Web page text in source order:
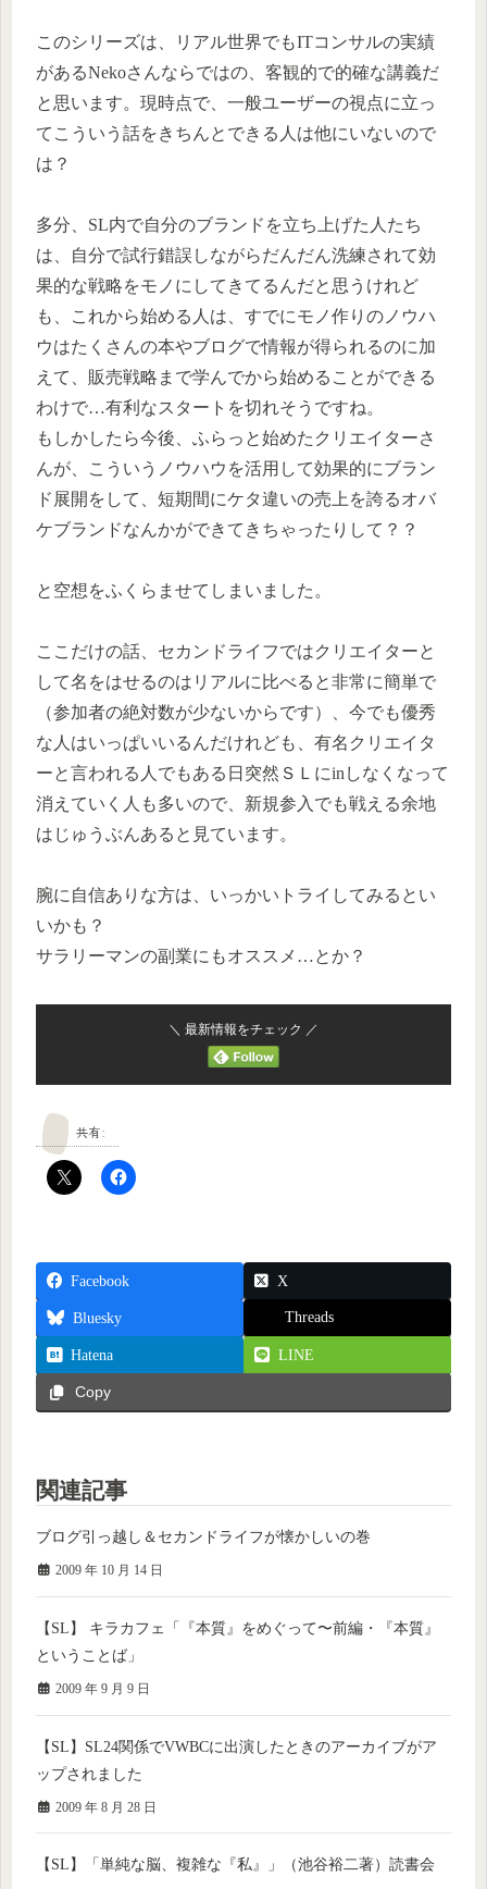
このシリーズは、リアル世界でもITコンサルの実績
があるNekoさんならではの、客観的で的確な講義だ
と思います。現時点で、一般ユーザーの視点に立っ
てこういう話をきちんとできる人は他にいないので
は？
多分、SL内で自分のブランドを立ち上げた人たち
は、自分で試行錯誤しながらだんだん洗練されて効
果的な戦略をモノにしてきてるんだと思うけれど
も、これから始める人は、すでにモノ作りのノウハ
ウはたくさんの本やブログで情報が得られるのに加
えて、販売戦略まで学んでから始めることができる
わけで…有利なスタートを切れそうですね。
もしかしたら今後、ふらっと始めたクリエイターさ
んが、こういうノウハウを活用して効果的にブラン
ド展開をして、短期間にケタ違いの売上を誇るオバ
ケブランドなんかができてきちゃったりして？？
と空想をふくらませてしまいました。
ここだけの話、セカンドライフではクリエイターと
して名をはせるのはリアルに比べると非常に簡単で
（参加者の絶対数が少ないからです）、今でも優秀
な人はいっぱいいるんだけれども、有名クリエイタ
ーと言われる人でもある日突然ＳＬにinしなくなって
消えていく人も多いので、新規参入でも戦える余地
はじゅうぶんあると見ています。
腕に自信ありな方は、いっかいトライしてみるとい
いかも？
サラリーマンの副業にもオススメ…とか？
＼ 最新情報をチェック ／
共有:
Facebook X
Bluesky Threads
Hatena LINE
Copy
関連記事
ブログ引っ越し＆セカンドライフが懐かしいの巻
2009 年 10 月 14 日
【SL】 キラカフェ「『本質』をめぐって〜前編・『本質』
ということば」
2009 年 9 月 9 日
【SL】SL24関係でVWBCに出演したときのアーカイブがア
ップされました
2009 年 8 月 28 日
【SL】「単純な脳、複雑な『私』」（池谷裕二著）読書会